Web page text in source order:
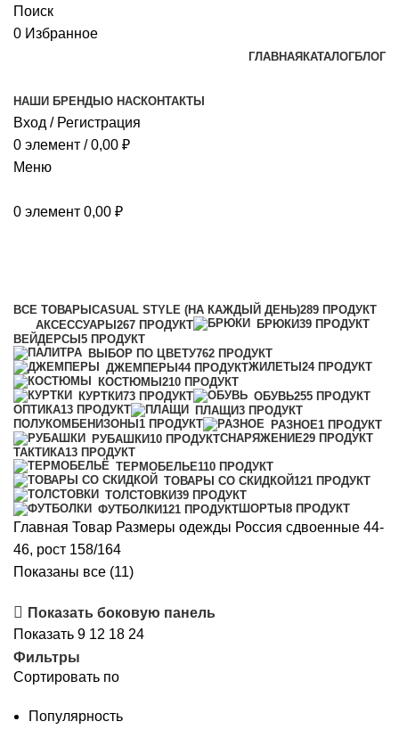
Поиск
0 Избранное
ГЛАВНАЯ КАТАЛОГБЛОГ
НАШИ БРЕНДЫ О НАСКОНТАКТЫ
Вход / Регистрация
0 элемент / 0,00 ₽
Меню
0 элемент 0,00 ₽
ВСЕ ТОВАРЫ CASUAL STYLE (НА КАЖДЫЙ ДЕНЬ)289 ПРОДУКТ
АКСЕССУАРЫ267 ПРОДУКТ БРЮКИ39 ПРОДУКТ
ВЕЙДЕРСЫ 5 ПРОДУКТ
ВЫБОР ПО ЦВЕТУ762 ПРОДУКТ
ДЖЕМПЕРЫ44 ПРОДУКТЖИЛЕТЫ 24 ПРОДУКТ
КОСТЮМЫ210 ПРОДУКТ
КУРТКИ73 ПРОДУКТ ОБУВЬ255 ПРОДУКТ
ОПТИКА13 ПРОДУКТ ПЛАЩИ3 ПРОДУКТ
ПОЛУКОМБЕНИЗОНЫ 1 ПРОДУКТ РАЗНОЕ1 ПРОДУКТ
РУБАШКИ10 ПРОДУКТСНАРЯЖЕНИЕ29 ПРОДУКТ
ТАКТИКА13 ПРОДУКТ
ТЕРМОБЕЛЬЕ110 ПРОДУКТ
ТОВАРЫ СО СКИДКОЙ121 ПРОДУКТ
ТОЛСТОВКИ39 ПРОДУКТ
ФУТБОЛКИ121 ПРОДУКТШОРТЫ 8 ПРОДУКТ
Главная Товар Размеры одежды Россия сдвоенные 44-
46, рост 158/164
Показаны все (11)Цены:
возрастанию
Показать боковую панель
Показать 9 12 18 24
Фильтры
Сортировать по
Популярность